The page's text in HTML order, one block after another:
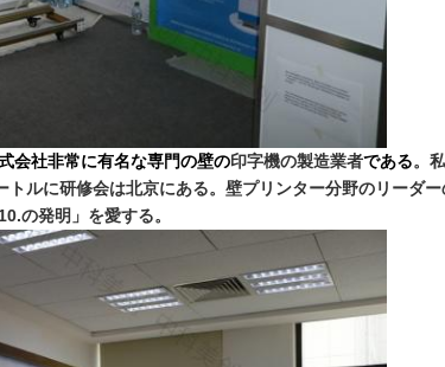
社非常に有名な専門の壁の印字機の製造業者である。
ルに研修会は北京にある。壁プリンター分野のリーダ
の発明」を愛する。